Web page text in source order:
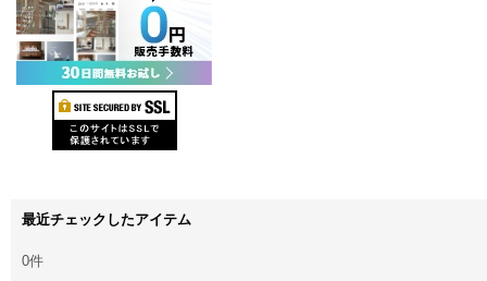
最近チェックしたアイテム
0件